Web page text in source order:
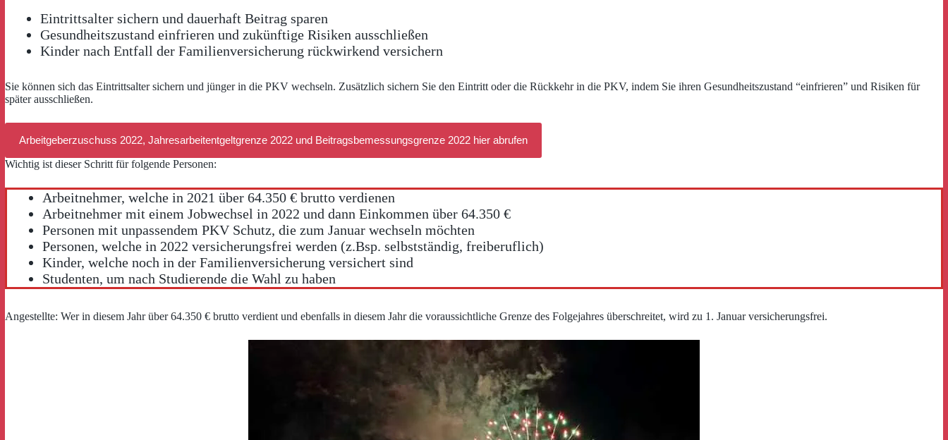
Eintrittsalter sichern und dauerhaft Beitrag sparen
Gesundheitszustand einfrieren und zukünftige Risiken ausschließen
Kinder nach Entfall der Familienversicherung rückwirkend versichern
Sie können sich das Eintrittsalter sichern und jünger in die PKV wechseln. Zusätzlich sichern Sie den Eintritt oder die Rückkehr in die PKV, indem Sie ihren Gesundheitszustand “einfrieren” und Risiken für
später ausschließen.
Arbeitgeberzuschuss 2022, Jahresarbeitentgeltgrenze 2022 und Beitragsbemessungsgrenze 2022 hier abrufen
Wichtig ist dieser Schritt für folgende Personen:
Arbeitnehmer, welche in 2021 über 64.350 € brutto verdienen
Arbeitnehmer mit einem Jobwechsel in 2022 und dann Einkommen über 64.350 €
Personen mit unpassendem PKV Schutz, die zum Januar wechseln möchten
Personen, welche in 2022 versicherungsfrei werden (z.Bsp. selbstständig, freiberuflich)
Kinder, welche noch in der Familienversicherung versichert sind
Studenten, um nach Studierende die Wahl zu haben
Angestellte: Wer in diesem Jahr über 64.350 € brutto verdient und ebenfalls in diesem Jahr die voraussichtliche Grenze des Folgejahres überschreitet, wird zu 1. Januar versicherungsfrei.